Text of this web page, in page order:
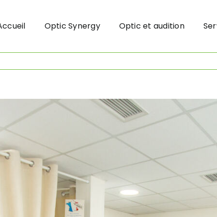
Optic Synergy Optic et audition